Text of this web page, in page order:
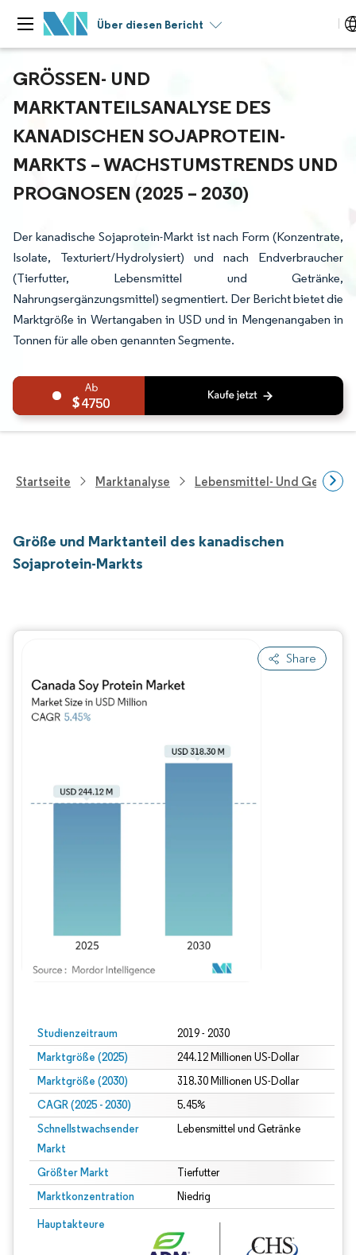
Über diesen Bericht
GRÖSSEN- UND M
ARKTANTEILSANALYSE DES K
ANADISCHEN SOJAPROTEIN-M
ARKTS – WACHSTUMSTRENDS UND P
ROGNOSEN (2025 – 2030)
Der kanadische Sojaprotein-Markt ist nach Form (Konzentrate,
Isolate, Texturiert/Hydrolysiert) und nach Endverbraucher
(Tierfutter, Lebensmittel und Getränke,
Nahrungsergänzungsmittel) segmentiert. Der Bericht bietet die
Marktgröße in Wertangaben in USD und in Mengenangaben in
Tonnen für alle oben genannten Segmente.
4750
Startseite Marktanalyse Lebensmittel- Und
Größe und Marktanteil des kanadischen
Sojaprotein-Markts
Share
Studienzeitraum 2019 - 2030
Marktgröße (2025) 244.12 Millionen US-Dollar
Marktgröße (2030) 318.30 Millionen US-Dollar
CAGR (2025 - 2030) 5.45%
Schnellstwachsender
Markt
Lebensmittel und Getränke
Größter Markt Tierfutter
Marktkonzentration Niedrig
Hauptakteure